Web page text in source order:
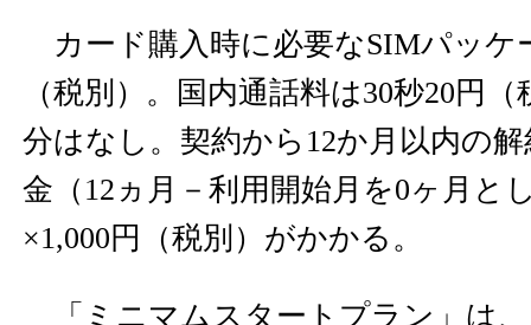
カード購入時に必要なSIMパッケ
（税別）。国内通話料は30秒20円
分はなし。契約から12か月以内の
金（12ヵ月－利用開始月を0ヶ月と
×1,000円（税別）がかかる。
「ミニマムスタートプラン」は、